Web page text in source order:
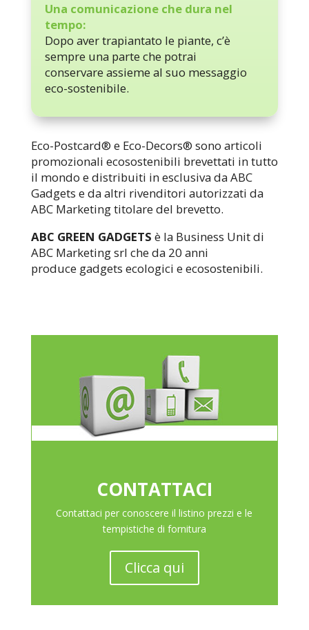
Una comunicazione che dura nel
tempo:
Dopo aver trapiantato le piante, c’è
sempre una parte che potrai
conservare assieme al suo messaggio
eco-sostenibile.
Eco-Postcard® e Eco-Decors® sono articoli
promozionali ecosostenibili brevettati in tutto
il mondo e distribuiti in esclusiva da ABC
Gadgets e da altri rivenditori autorizzati da
ABC Marketing titolare del brevetto.
ABC GREEN GADGETS è la Business Unit di
ABC Marketing srl che da 20 anni
produce gadgets ecologici e ecosostenibili.
CONTATTACI
Contattaci per conoscere il listino prezzi e le
tempistiche di fornitura
Clicca qui